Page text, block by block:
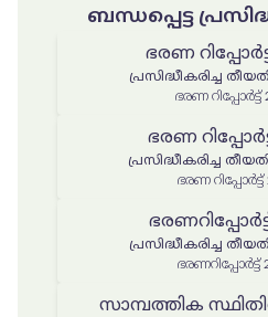
ബന്ധപ്പെട്ട
ഭരണ
പ്രസിദ്ധീകരിച്ച
ഭരണ റിപ്പോർട്ട്
ഭരണ
പ്രസിദ്ധീകരിച്ച
ഭരണ
പ്രസിദ്ധീകരിച്ച
ഭരണറിപ്പോർട്ട്
സാമ്പത്തിക